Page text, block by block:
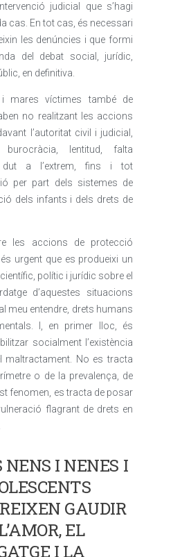
judicial que s’hagi
cas. En tot cas, és necessari
les denúncies i que formi
del debat social, jurídic,
en definitiva.
mares víctimes també de
no realitzant les accions
l’autoritat civil i judicial,
lentitud, falta
dut a l’extrem, fins i tot
per part dels sistemes de
dels infants i dels drets de
les accions de protecció
urgent que es produeixi un
polític i jurídic sobre el
d’aquestes situacions
meu entendre, drets humans
I, en primer lloc, és
socialment l’existència
maltractament. No es tracta
o de la prevalença, de
fenomen, es tracta de posar
flagrant de drets en
NENS I NENES I
GAUDIR
EL
I LA